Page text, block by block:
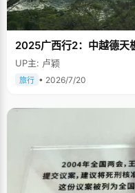
2025广西行2：中越德天
UP主: 卢颖
旅行 • 2026/7/20